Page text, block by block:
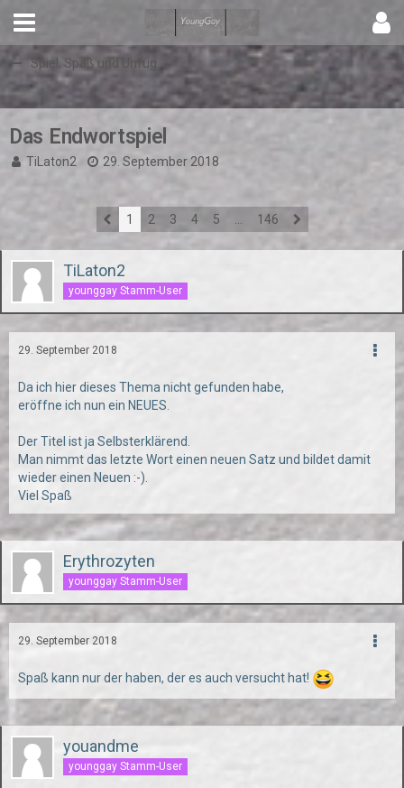
Spiel, Spaß und Unfug
Das Endwortspiel
TiLaton2 29. September 2018
1 2 3 4 5 146
TiLaton2
younggay Stamm-User
29. September 2018
Da ich hier dieses Thema nicht gefunden habe,
eröffne ich nun ein NEUES.
Der Titel ist ja Selbsterklärend.
Man nimmt das letzte Wort einen neuen Satz und bildet damit
wieder einen Neuen :-).
Viel Spaß
Erythrozyten
younggay Stamm-User
29. September 2018
Spaß kann nur der haben, der es auch versucht hat!
youandme
younggay Stamm-User